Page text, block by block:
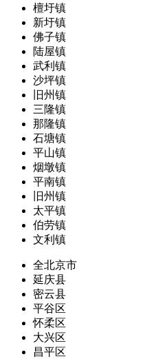
檀圩镇
新圩镇
佛子镇
陆屋镇
武利镇
沙坪镇
旧州镇
三隆镇
那隆镇
石塘镇
平山镇
烟墩镇
平南镇
旧州镇
太平镇
伯劳镇
文利镇
全北京市
延庆县
密云县
平谷区
怀柔区
大兴区
昌平区